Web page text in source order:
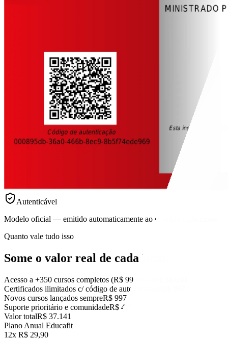
Autenticável
Modelo oficial — emitido automaticamente ao concluir cada curso.
Quanto vale tudo isso
Some o valor real de cada item.
Acesso a +350 cursos completos (R$ 99 cada)
Certificados ilimitados c/ código de autenticidade
Novos cursos lançados sempreR$ 997
Suporte prioritário e comunidadeR$ 497
Valor totalR$ 37.141
Plano Anual Educafit
12x R$ 29,90